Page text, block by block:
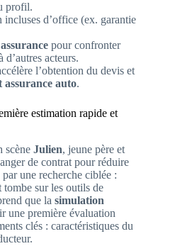
profil.
d’office (ex. garantie
pour confronter
d’autres acteurs.
l’obtention du devis et
assurance auto.
estimation rapide et
scène Julien, jeune père et
de contrat pour réduire
une recherche ciblée :
tombe sur les outils de
que la simulation
une première évaluation
clés : caractéristiques du